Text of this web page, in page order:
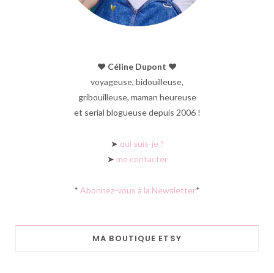
♥︎ Céline Dupont ♥︎
voyageuse, bidouilleuse,
gribouilleuse, maman heureuse
et serial blogueuse depuis 2006 !
➤ qui suis-je ?
➤ me contacter
* Abonnez-vous à la Newsletter*
MA BOUTIQUE ETSY